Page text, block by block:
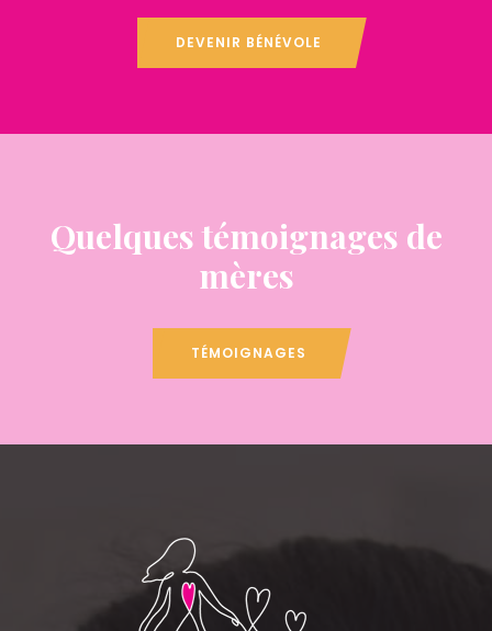
DEVENIR BÉNÉVOLE
Quelques témoignages de
mères
TÉMOIGNAGES